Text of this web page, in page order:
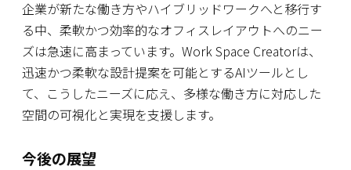
企業が新たな働き方やハイブリッドワークへと移行す
る中、柔軟かつ効率的なオフィスレイアウトへのニー
ズは急速に高まっています。Work Space Creatorは、
迅速かつ柔軟な設計提案を可能とするAIツールとし
て、こうしたニーズに応え、多様な働き方に対応した
空間の可視化と実現を支援します。
今後の展望